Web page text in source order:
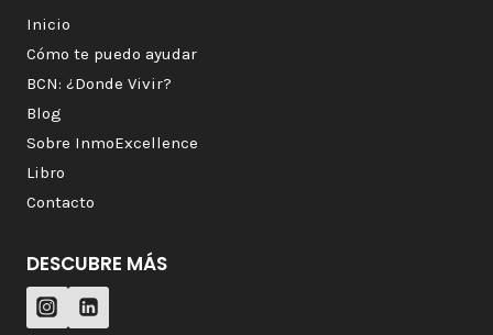
Inicio
Cómo te puedo ayudar
BCN: ¿Donde Vivir?
Blog
Sobre InmoExcellence
Libro
Contacto
DESCUBRE MÁS